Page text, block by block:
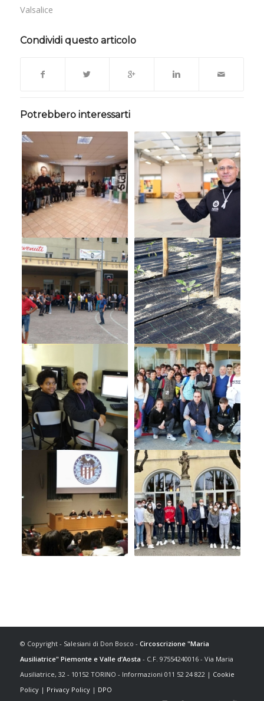
Valsalice
Condividi questo articolo
Potrebbero interessarti
© Copyright - Salesiani di Don Bosco - Circoscrizione "Maria
Ausiliatrice" Piemonte e Valle d’Aosta - C.F. 97554240016 - Via Maria
Ausiliatrice, 32 - 10152 TORINO - Informazioni 011 52 24 822 | Cookie
Policy| Privacy Policy| DPO